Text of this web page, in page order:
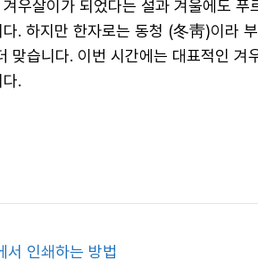
우살이가 되었다는 설과 겨울에도 푸
. 하지만 한자로는 동청 (冬靑)이라
맞습니다. 이번 시간에는 대표적인 겨
.
서 인쇄하는 방법